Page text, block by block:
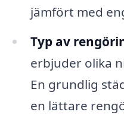
jämfört med
Typ av
erbjuder olika
En grundlig
en lättare